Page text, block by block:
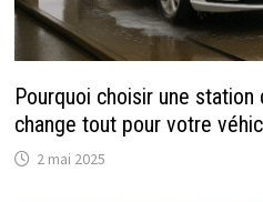
Pourquoi choisir une
change tout pour votre
2 mai 2025